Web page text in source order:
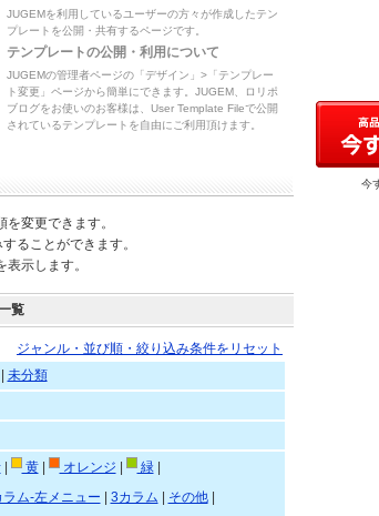
JUGEMを利用しているユーザーの方々が作成したテン
プレートを公開・共有するページです。
テンプレートの公開・利用について
JUGEMの管理者ページの「デザイン」>「テンプレー
ト変更」ページから簡単にできます。JUGEM、ロリポ
ブログをお使いのお客様は、User Template Fileで公開
されているテンプレートを自由にご利用頂けます。
変更できます。
ることができます。
示します。
覧
ジャンル・並び順・絞り込み条件をリセット
未分類
| 黄| オレンジ 緑|
ラム-左メニュー 3カラム その他|
今